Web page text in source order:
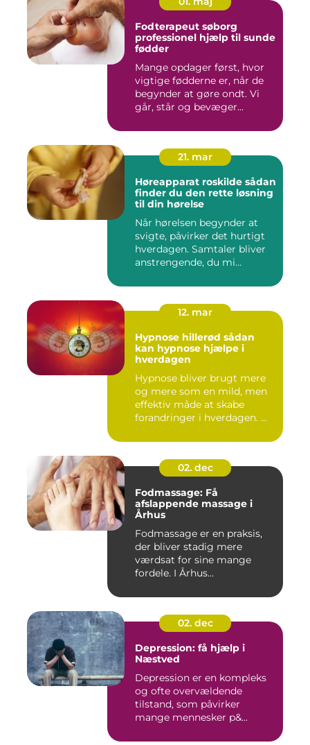
Fodterapeut søborg
professionel hjælp til sunde
fødder
Mange opdager først, hvor
vigtige fødderne er, når de
begynder at gøre ondt. Vi
går, står og bevæger...
21. mar
Høreapparat roskilde sådan
finder du den rette løsning
til din hørelse
Når hørelsen begynder at
svigte, påvirker det hurtigt
hverdagen. Samtaler bliver
anstrengende, du mi...
12. mar
Hypnose hillerød sådan
kan hypnose hjælpe i
hverdagen
Hypnose bliver brugt mere
og mere som en mild, men
effektiv måde at skabe
forandringer i hverdagen. ...
02. dec
Fodmassage: Få
afslappende massage i
Århus
Fodmassage er en praksis,
der bliver stadig mere
værdsat for sine mange
fordele. I Århus...
02. dec
Depression: få hjælp i
Næstved
Depression er en kompleks
og ofte overvældende
tilstand, som påvirker
mange mennesker p&...